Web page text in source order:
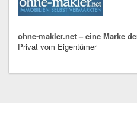
ohne-makler.net – eine Marke
Privat vom Eigentümer